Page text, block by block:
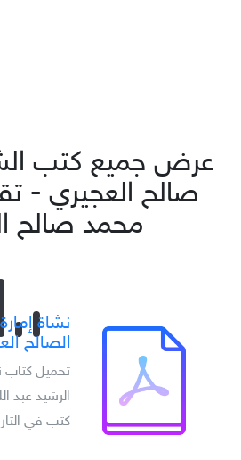
عرض جميع كتب
صالح العجيري -
محمد صالح
نشاة
الصالح
تحميل كتاب
الرشيد عبد
كتب في